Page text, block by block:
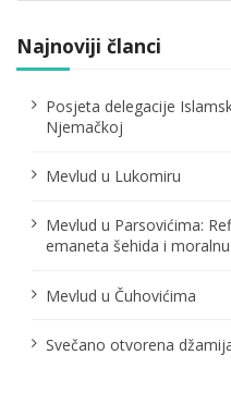
Najnoviji članci
Posjeta delegacije
Njemačkoj
Mevlud u Lukomiru
Mevlud u Parsovićima:
emaneta šehida i
Mevlud u Čuhovićima
Svečano otvorena